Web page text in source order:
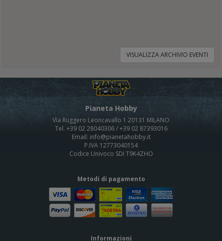
VISUALIZZA ARCHIVIO EVENTI
Pianeta Hobby
Via Ruggero Leoncavallo 1 20131 MILANO
Tel. +39 02 28040306 / +39 02 87393016
Email: info@pianetahobby.it
P.IVA 12773040154
Codice Univoco SDI T9K4ZHO
Metodi di pagamento
Informazioni